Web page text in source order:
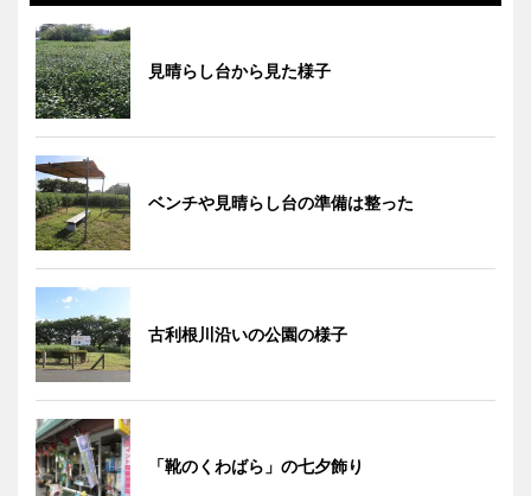
見晴らし台から見た様子
ベンチや見晴らし台の準備は整った
古利根川沿いの公園の様子
「靴のくわばら」の七夕飾り